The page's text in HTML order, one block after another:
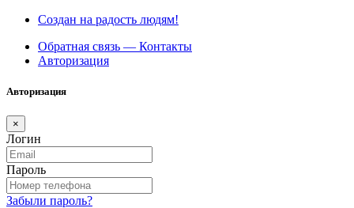
Создан на радость людям!
Обратная связь — Контакты
Авторизация
Авторизация
×
Логин
Пароль
Забыли пароль?